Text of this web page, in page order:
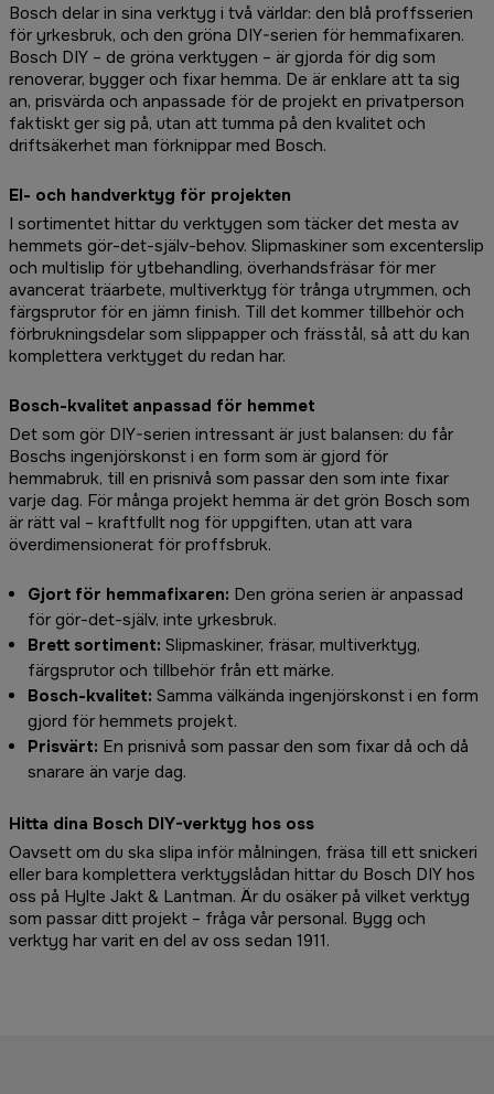
Bosch delar in sina verktyg i två världar: den blå proffsserien
för yrkesbruk, och den gröna DIY-serien för hemmafixaren.
Bosch DIY – de gröna verktygen – är gjorda för dig som
renoverar, bygger och fixar hemma. De är enklare att ta sig
an, prisvärda och anpassade för de projekt en privatperson
faktiskt ger sig på, utan att tumma på den kvalitet och
driftsäkerhet man förknippar med Bosch.
El- och handverktyg för projekten
I sortimentet hittar du verktygen som täcker det mesta av
hemmets gör-det-själv-behov. Slipmaskiner som excenterslip
och multislip för ytbehandling, överhandsfräsar för mer
avancerat träarbete, multiverktyg för trånga utrymmen, och
färgsprutor för en jämn finish. Till det kommer tillbehör och
förbrukningsdelar som slippapper och frässtål, så att du kan
komplettera verktyget du redan har.
Bosch-kvalitet anpassad för hemmet
Det som gör DIY-serien intressant är just balansen: du får
Boschs ingenjörskonst i en form som är gjord för
hemmabruk, till en prisnivå som passar den som inte fixar
varje dag. För många projekt hemma är det grön Bosch som
är rätt val – kraftfullt nog för uppgiften, utan att vara
överdimensionerat för proffsbruk.
Gjort för hemmafixaren: Den gröna serien är anpassad
för gör-det-själv, inte yrkesbruk.
Brett sortiment: Slipmaskiner, fräsar, multiverktyg,
färgsprutor och tillbehör från ett märke.
Bosch-kvalitet: Samma välkända ingenjörskonst i en form
gjord för hemmets projekt.
Prisvärt: En prisnivå som passar den som fixar då och då
snarare än varje dag.
Hitta dina Bosch DIY-verktyg hos oss
Oavsett om du ska slipa inför målningen, fräsa till ett snickeri
eller bara komplettera verktygslådan hittar du Bosch DIY hos
oss på Hylte Jakt & Lantman. Är du osäker på vilket verktyg
som passar ditt projekt – fråga vår personal. Bygg och
verktyg har varit en del av oss sedan 1911.